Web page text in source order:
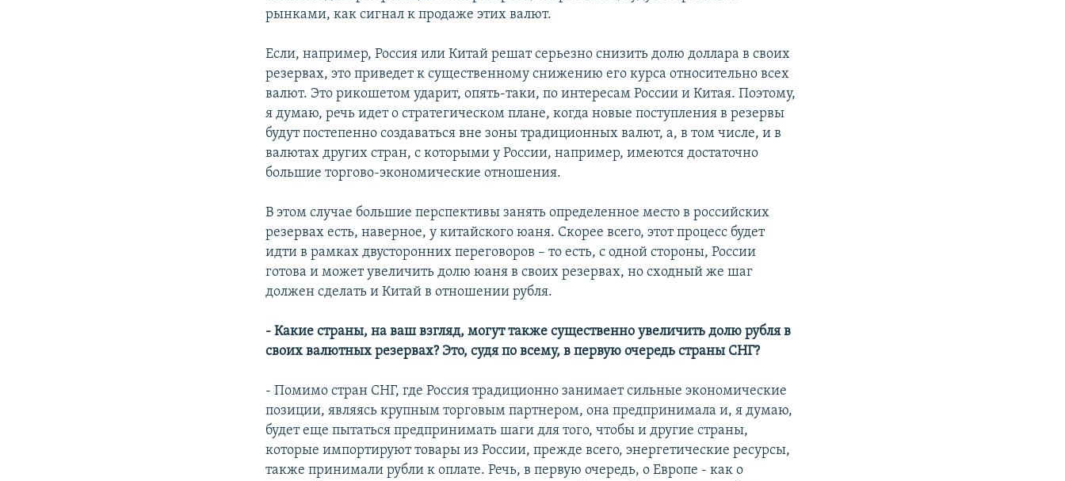
рынками, как сигнал к продаже этих валют.
Если, например, Россия или Китай решат серьезно снизить долю доллара в своих
резервах, это приведет к существенному снижению его курса относительно всех
валют. Это рикошетом ударит, опять-таки, по интересам России и Китая. Поэтому,
я думаю, речь идет о стратегическом плане, когда новые поступления в резервы
будут постепенно создаваться вне зоны традиционных валют, а, в том числе, и в
валютах других стран, с которыми у России, например, имеются достаточно
большие торгово-экономические отношения.
В этом случае большие перспективы занять определенное место в российских
резервах есть, наверное, у китайского юаня. Скорее всего, этот процесс будет
идти в рамках двусторонних переговоров – то есть, с одной стороны, России
готова и может увеличить долю юаня в своих резервах, но сходный же шаг
должен сделать и Китай в отношении рубля.
- Какие страны, на ваш взгляд, могут также существенно увеличить долю рубля в
своих валютных резервах? Это, судя по всему, в первую очередь страны СНГ?
- Помимо стран СНГ, где Россия традиционно занимает сильные экономические
позиции, являясь крупным торговым партнером, она предпринимала и, я думаю,
будет еще пытаться предпринимать шаги для того, чтобы и другие страны,
которые импортируют товары из России, прежде всего, энергетические ресурсы,
также принимали рубли к оплате. Речь, в первую очередь, о Европе - как о